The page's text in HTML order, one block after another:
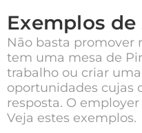
Exemplos de
Não basta promover
tem uma mesa de
trabalho ou criar
oportunidades cujas
resposta. O
Veja estes exemplos.